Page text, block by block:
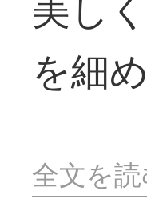
を細め
全文を